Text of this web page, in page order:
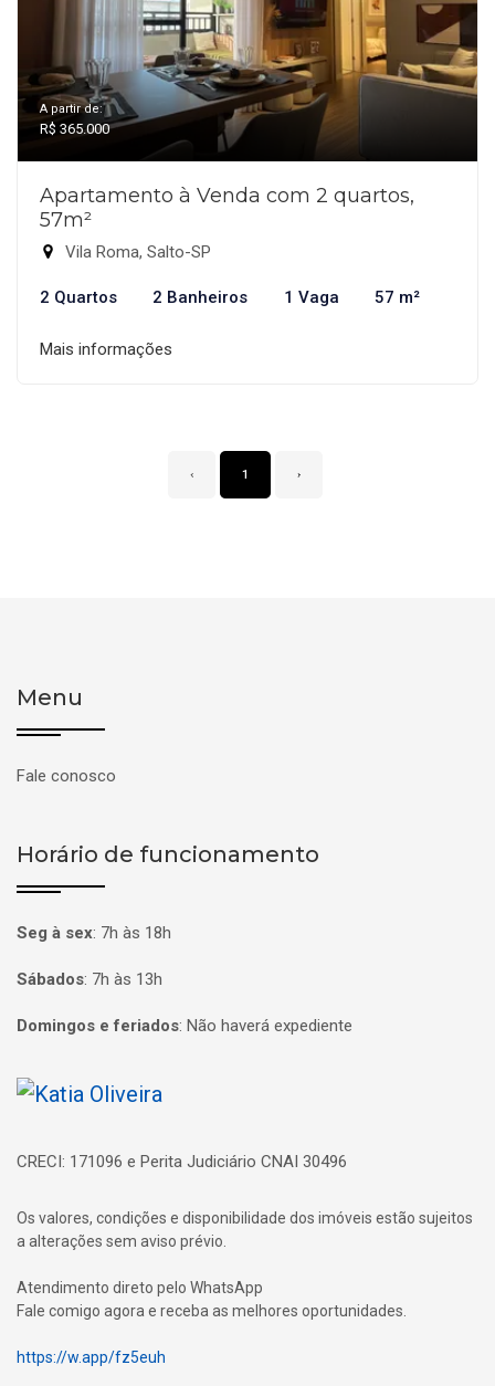
A partir de:
R$ 365.000
Apartamento à Venda com 2 quartos,
57m²
Vila Roma, Salto-SP
2 Quartos 2 Banheiros 1 Vaga 57 m²
Mais informações
‹ 1 ›
Menu
Fale conosco
Horário de funcionamento
Seg à sex: 7h às 18h
Sábados: 7h às 13h
Domingos e feriados: Não haverá expediente
Página inicial
CRECI: 171096 e Perita Judiciário CNAI 30496
Os valores, condições e disponibilidade dos imóveis estão sujeitos
a alterações sem aviso prévio.
Atendimento direto pelo WhatsApp
Fale comigo agora e receba as melhores oportunidades.
https://w.app/fz5euh